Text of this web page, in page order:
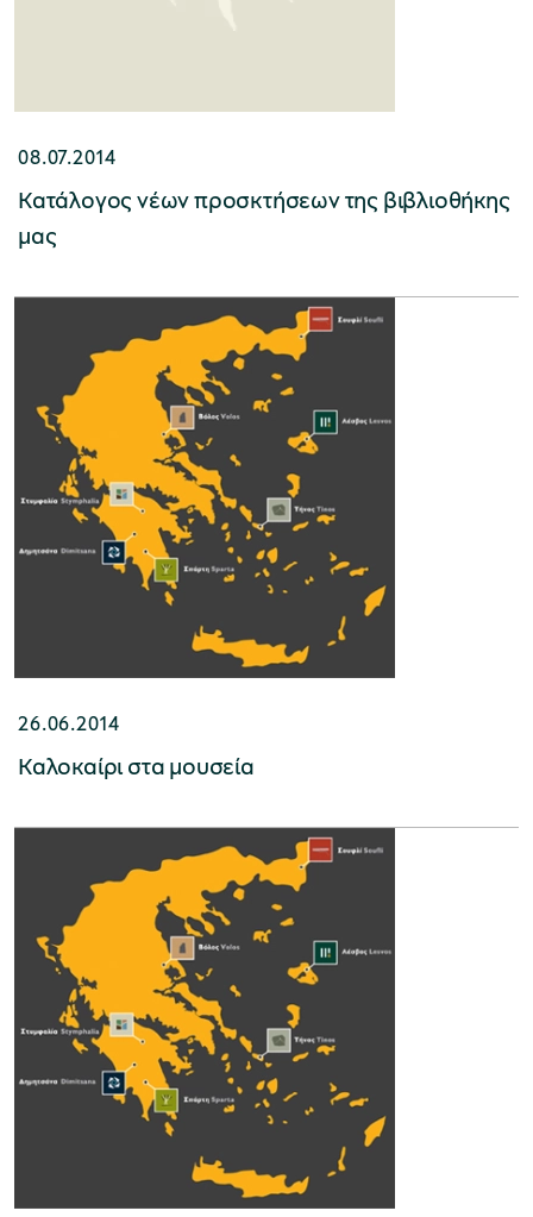
08.07.2014
Κατάλογος νέων προσκτήσεων της βιβλιοθήκης
μας
26.06.2014
Καλοκαίρι στα μουσεία